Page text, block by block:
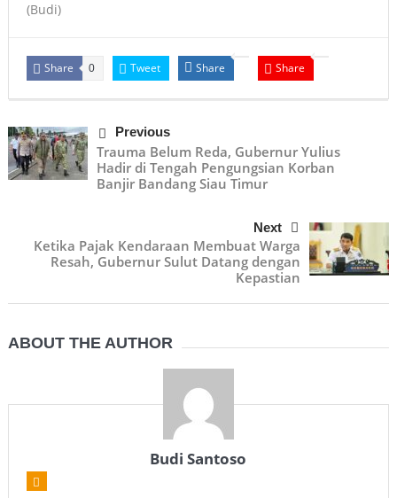
(Budi)
Share 0 Tweet Share Share
Previous
Trauma Belum Reda, Gubernur Yulius
Hadir di Tengah Pengungsian Korban
Banjir Bandang Siau Timur
Next
Ketika Pajak Kendaraan Membuat Warga
Resah, Gubernur Sulut Datang dengan
Kepastian
ABOUT THE AUTHOR
Budi Santoso